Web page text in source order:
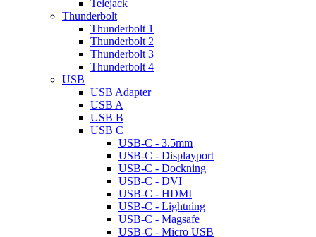
Telejack
Thunderbolt
Thunderbolt 1
Thunderbolt 2
Thunderbolt 3
Thunderbolt 4
USB
USB Adapter
USB A
USB B
USB C
USB-C - 3.5mm
USB-C - Displayport
USB-C - Dockning
USB-C - DVI
USB-C - HDMI
USB-C - Lightning
USB-C - Magsafe
USB-C - Micro USB